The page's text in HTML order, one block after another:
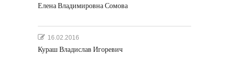
Елена Владимировна Сомова
16.02.2016
Кураш Владислав Игоревич